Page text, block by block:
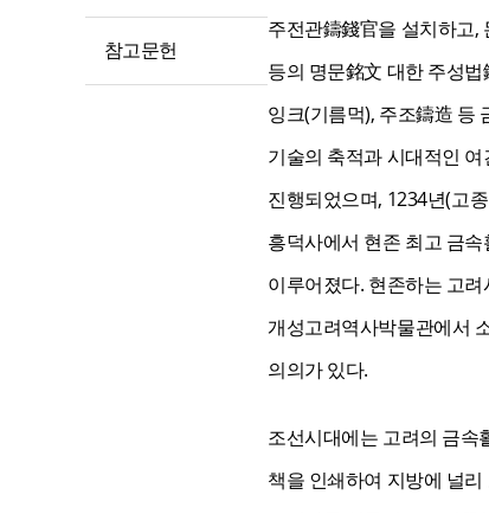
참고문헌
주전관鑄錢官을 설치하고,
등의 명문銘文 대한 주성
잉크(기름먹), 주조鑄造 등
기술의 축적과 시대적인
진행되었으며, 1234년(고
흥덕사에서 현존 최고 금
이루어졌다. 현존하는 고
개성고려역사박물관에서
의의가 있다.
조선시대에는 고려의 금속
책을 인쇄하여 지방에 널